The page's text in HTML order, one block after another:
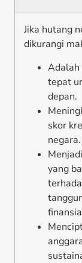
Jika hutang
dikurangi
Adalah
tepat
depan.
skor
negara.
yang